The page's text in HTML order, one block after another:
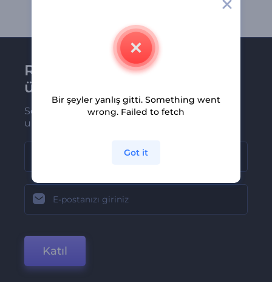
Renderforest bültenine
üye olun
Son haber ve tekliflerimiz ilk olarak size
ulaşsın
Katıl
Bir şeyler yanlış gitti. Something went
wrong. Failed to fetch
Got it